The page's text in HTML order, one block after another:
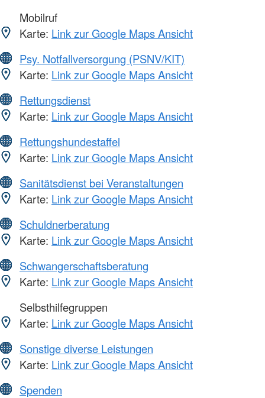
Mobilruf
Karte: Link zur Google Maps Ansicht
Psy. Notfallversorgung (PSNV/KIT)
Karte: Link zur Google Maps Ansicht
Rettungsdienst
Karte: Link zur Google Maps Ansicht
Rettungshundestaffel
Karte: Link zur Google Maps Ansicht
Sanitätsdienst bei Veranstaltungen
Karte: Link zur Google Maps Ansicht
Schuldnerberatung
Karte: Link zur Google Maps Ansicht
Schwangerschaftsberatung
Karte: Link zur Google Maps Ansicht
Selbsthilfegruppen
Karte: Link zur Google Maps Ansicht
Sonstige diverse Leistungen
Karte: Link zur Google Maps Ansicht
Spenden